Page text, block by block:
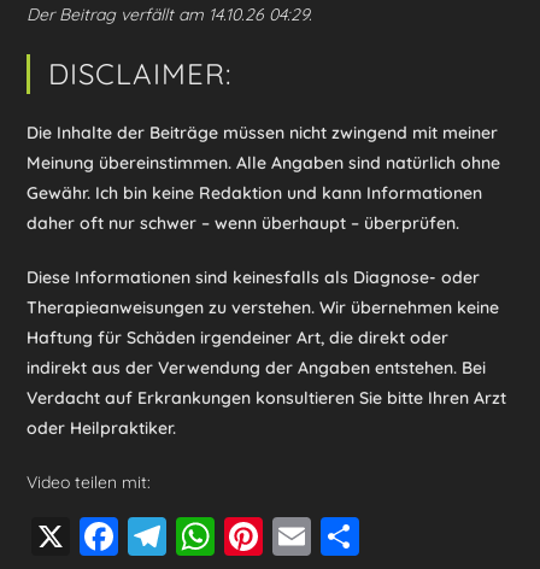
Der Beitrag verfällt am 14.10.26 04:29.
DISCLAIMER:
Die Inhalte der Beiträge müssen nicht zwingend mit meiner
Meinung übereinstimmen. Alle Angaben sind natürlich ohne
Gewähr. Ich bin keine Redaktion und kann Informationen
daher oft nur schwer – wenn überhaupt – überprüfen.
Diese Informationen sind keinesfalls als Diagnose- oder
Therapieanweisungen zu verstehen. Wir übernehmen keine
Haftung für Schäden irgendeiner Art, die direkt oder
indirekt aus der Verwendung der Angaben entstehen. Bei
Verdacht auf Erkrankungen konsultieren Sie bitte Ihren Arzt
oder Heilpraktiker.
Video teilen mit:
X
F
T
W Pi E